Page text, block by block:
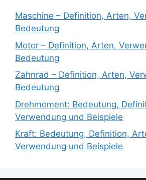
Maschine – Definition, Arten,
Bedeutung
Motor – Definition, Arten,
Bedeutung
Zahnrad – Definition, Arten,
Bedeutung
Drehmoment: Bedeutung,
Verwendung und Beispiele
Kraft: Bedeutung, Definition,
Verwendung und Beispiele